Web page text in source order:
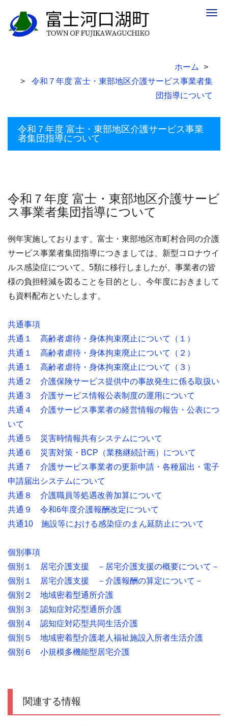
ホーム
令和７年度 富士・東部地区介護サービス事業者集
団指導について
令和７年度 富士・東部地区介護サービス事業
者集団指導について
令和７年度 富士・東部地区介護サービ
ス事業者集団指導について
例年実施しております、富士・東部地区市町村合同の介護
サービス事業者集団指導につきましては、新型コロナウイ
ルス感染症について、5類に移行しましたが、事業者の皆
様の負担軽減を図ることを目的とし、今年度におきまして
も資料配布といたします。
共通事項
共通１ 高齢者虐待・身体拘束廃止について（１）
共通１ 高齢者虐待・身体拘束廃止について（２）
共通１ 高齢者虐待・身体拘束廃止について（３）
共通２ 介護保険サービス提供中の事故発生に係る取扱い
共通３ 介護サービス情報公表制度の運用について
共通４ 介護サービス事業者の経営情報の報告・公表につ
いて
共通５ 災害時情報共有システムについて
共通６ 災害対策・BCP（業務継続計画）について
共通７ 介護サービス事業者の更新申請・各種届出・電子
申請届出システムについて
共通８ 介護職員等処遇改善加算について
共通９ 令和6年度介護報酬改定について
共通10 施設等における感染症のまん延防止について
個別事項
個別１ 居宅介護支援 －居宅介護支援の概要について－
個別１ 居宅介護支援 －介護報酬の算定について－
個別２ 地域密着型通所介護
個別３ 認知症対応型通所介護
個別４ 認知症対応型共同生活介護
個別５ 地域密着型介護老人福祉施設入所者生活介護
個別６ 小規模多機能型居宅介護
関連する情報